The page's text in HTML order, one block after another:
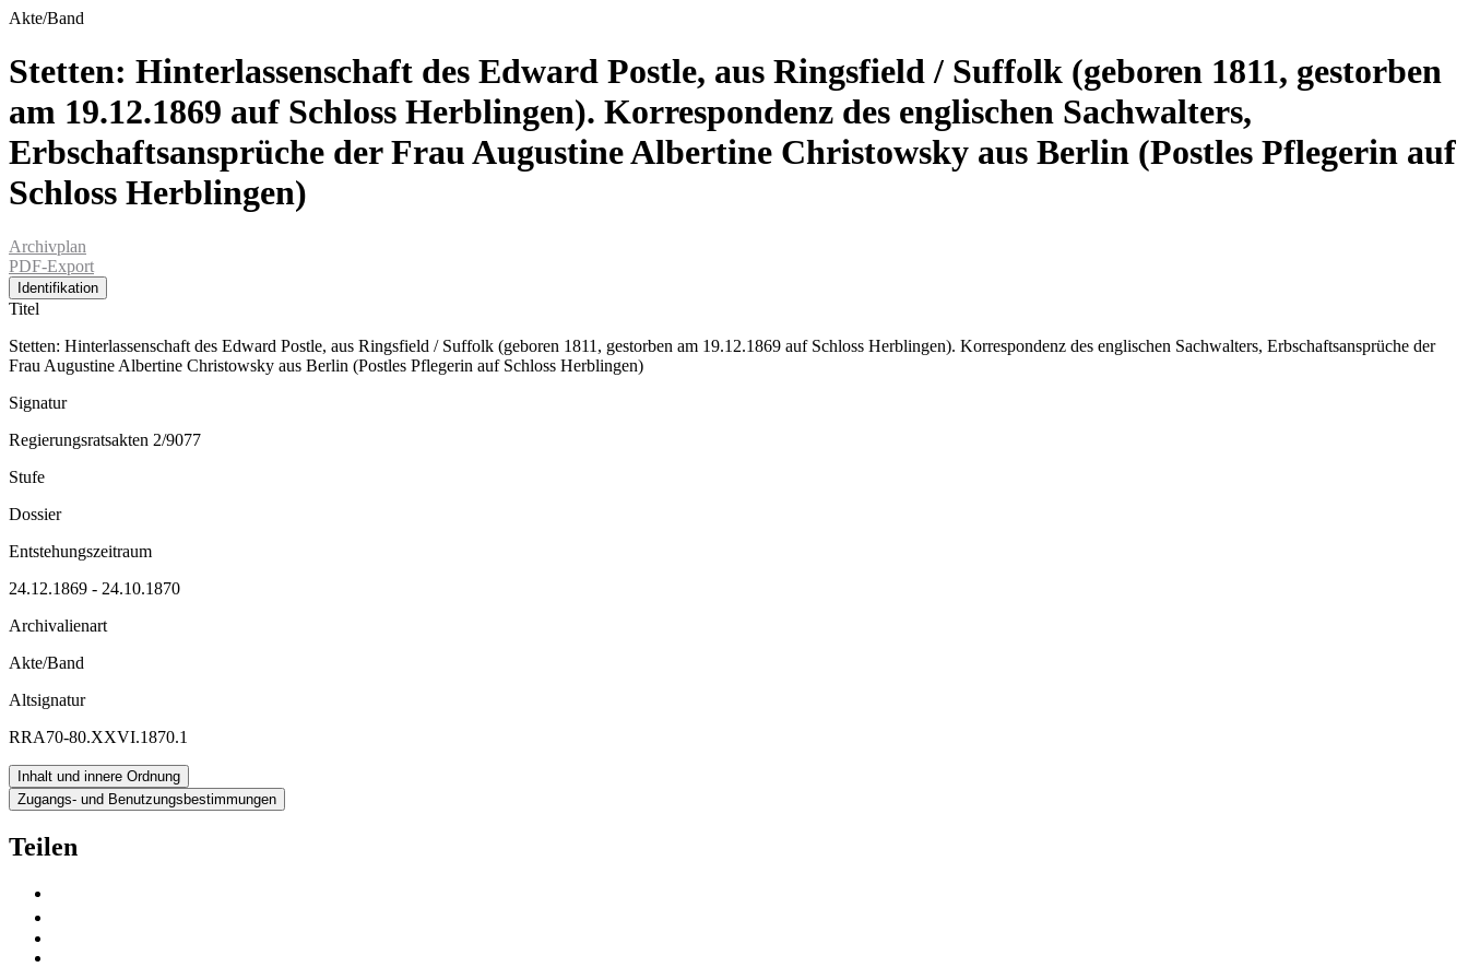
Akte/Band
Stetten: Hinterlassenschaft des Edward Postle, aus Ringsfield / Suffolk (geboren 1811, gestorben
am 19.12.1869 auf Schloss Herblingen). Korrespondenz des englischen Sachwalters,
Erbschaftsansprüche der Frau Augustine Albertine Christowsky aus Berlin (Postles Pflegerin auf
Schloss Herblingen)
Archivplan
PDF-Export
Identifikation
Titel
Stetten: Hinterlassenschaft des Edward Postle, aus Ringsfield / Suffolk (geboren 1811, gestorben am 19.12.1869 auf Schloss Herblingen). Korrespondenz des englischen Sachwalters, Erbschaftsansprüche der
Frau Augustine Albertine Christowsky aus Berlin (Postles Pflegerin auf Schloss Herblingen)
Signatur
Regierungsratsakten 2/9077
Stufe
Dossier
Entstehungszeitraum
24.12.1869 - 24.10.1870
Archivalienart
Akte/Band
Altsignatur
RRA70-80.XXVI.1870.1
Inhalt und innere Ordnung
Zugangs- und Benutzungsbestimmungen
Teilen